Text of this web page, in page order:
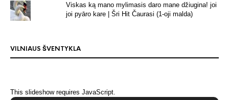
Viskas ką mano mylimasis daro mane džiugina! joi
joi pyāro kare | Šri Hit Čaurasi (1-oji malda)
VILNIAUS ŠVENTYKLA
This slideshow requires JavaScript.